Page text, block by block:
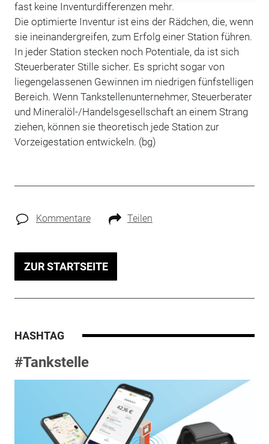
fast keine Inventurdifferenzen mehr.
Die optimierte Inventur ist eins der Rädchen, die, wenn
sie ineinandergreifen, zum Erfolg einer Station führen.
In jeder Station stecken noch Potentiale, da ist sich
Steuerberater Stille sicher. Es spricht sogar von
liegengelassenen Gewinnen im niedrigen fünfstelligen
Bereich. Wenn Tankstellenunternehmer, Steuerberater
und Mineralöl-/Handelsgesellschaft an einem Strang
ziehen, können sie theoretisch jede Station zur
Vorzeigestation entwickeln. (bg)
Kommentare Teilen
ZUR STARTSEITE
HASHTAG
#Tankstelle